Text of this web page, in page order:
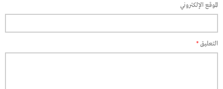
الموقع الإلكتروني
التعليق*